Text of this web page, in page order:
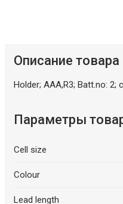
Описание
Holder; AAA,R3; Batt.no: 2;
Параметры
Cell size
Colour
Lead length